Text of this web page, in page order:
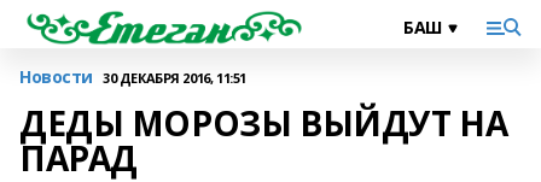
Новости 30 ДЕКАБРЯ 2016, 11:51
ДЕДЫ МОРОЗЫ ВЫЙДУТ НА
ПАРАД